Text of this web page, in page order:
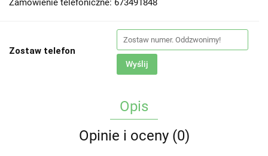
Zamówienie telefoniczne: 673491848
Zostaw telefon
Wyślij
Opis
Opinie i oceny (0)